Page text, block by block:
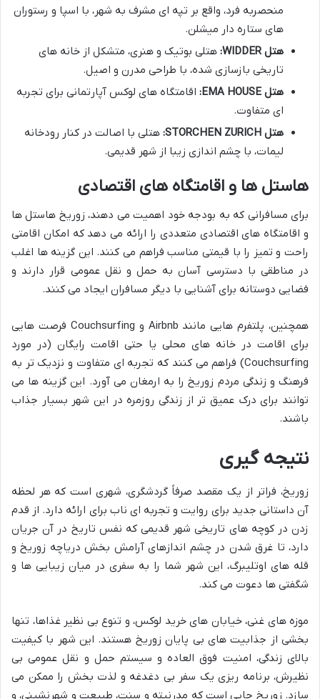
منحصربه فرد، واقع بر تپه ای مشرف به شهر، با اسپا و رستوران
های ستاره دار میشلن.
هتل WIDDER:
هتلی بوتیک و هنری، متشکل از خانه های
تاریخی بازسازی شده، با طراحی مدرن و اصیل.
هتل EMA HOUSE:
اقامتگاه های لوکس آپارتمانی برای تجربه
ای متفاوت.
هتل STORCHEN ZURICH:
هتلی با اصالت در کنار رودخانه
لیمات، با چشم اندازی زیبا از شهر قدیمی.
هاستل ها و اقامتگاه های اقتصادی
برای مسافرانی که به بودجه خود اهمیت می دهند، زوریخ هاستل ها
و اقامتگاه های اقتصادی متعددی را ارائه می دهد که امکان اقامتی
راحت و تمیز را با قیمتی مناسب فراهم می کنند. این گزینه ها اغلب
در مناطقی با دسترسی آسان به حمل و نقل عمومی قرار دارند و
فضایی دوستانه برای آشنایی با دیگر مسافران ایجاد می کنند.
همچنین، پلتفرم هایی مانند Airbnb و Couchsurfing فرصت هایی
برای اقامت در خانه های محلی یا حتی اقامت رایگان (در مورد
Couchsurfing) فراهم می کنند که تجربه ای متفاوت و نزدیک تر به
فرهنگ و زندگی مردم زوریخ را به ارمغان می آورد. این گزینه ها می
توانند برای درک عمیق تر از زندگی روزمره در این شهر بسیار جذاب
باشند.
نتیجه گیری
زوریخ، فراتر از یک مقصد صرفاً گردشگری، شهری است که هر لحظه
آن داستانی جدید برای روایت و تجربه ای ناب برای ارائه دارد. از قدم
زدن در کوچه های تاریخی شهر قدیمی که نفس تاریخ در آن جریان
دارد، تا غرق شدن در چشم اندازهای آرامش بخش دریاچه زوریخ و
قله های اوتلیبرگ، این شهر شما را به سفری در میان زیبایی ها و
شگفتی ها دعوت می کند.
موزه های غنی، خیابان های خرید لوکس، و تنوع بی نظیر غذاها، تنها
بخشی از جذابیت های بی پایان زوریخ هستند. این شهر با کیفیت
بالای زندگی، امنیت فوق العاده و سیستم حمل و نقل عمومی بی
نظیرش، برنامه ریزی یک سفر بی دغدغه و لذت بخش را ممکن می
سازد. زوریخ جایی است که مدرنیته و سنت، طبیعت و شهرنشینی، و